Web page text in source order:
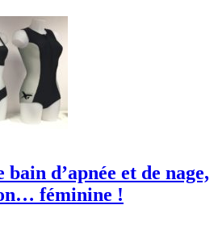
d’apnée et de nage,
féminine !